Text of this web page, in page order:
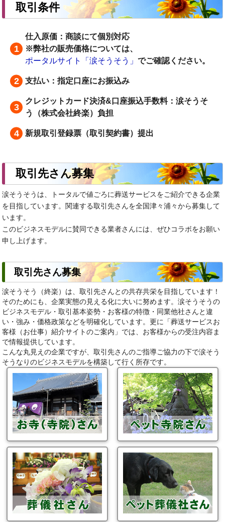
取引条件
仕入原価：商談にて個別対応
※弊社の販売価格については、
ポータルサイト「涙そうそう」でご確認ください。
支払い：指定口座にお振込み
クレジットカード決済&口座振込手数料：涙そうそ
う（株式会社終楽）負担
新規取引登録票（取引契約書）提出
取引先さん募集
涙そうそうは、トータルで値ごろに葬送サービスをご紹介できる企業
を目指しています。関連する取引先さんを全国津々浦々から募集して
います。
このビジネスモデルに賛同できる業者さんには、ぜひコラボをお願い
申し上げます。
取引先さん募集
涙そうそう（終楽）は、取引先さんとの共存共栄を目指しています！
そのためにも、企業実態の見える化に大いに努めます。涙そうそうの
ビジネスモデル・取引基本姿勢・お客様の特徴・同業他社さんと違
い・強み・価格政策などを明確化しています。更に「葬送サービスお
客様（お仕事）紹介サイトのご案内」では、お客様からの受注内容ま
で情報提供しています。
こんな丸見えの企業ですが、取引先さんのご指導ご協力の下で涙そう
そうなりのビジネスモデルを構築して行く所存です。